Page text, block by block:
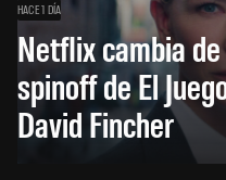
HACE 1 DÍA
Netflix cambia
spinoff de El
David Fincher